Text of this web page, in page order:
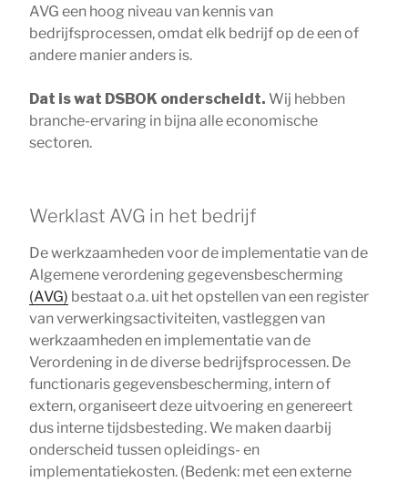
AVG een hoog niveau van kennis van
bedrijfsprocessen, omdat elk bedrijf op de een of
andere manier anders is.
Dat is wat DSBOK onderscheidt. Wij hebben
branche-ervaring in bijna alle economische
sectoren.
Werklast AVG in het bedrijf
De werkzaamheden voor de implementatie van de
Algemene verordening gegevensbescherming
(AVG) bestaat o.a. uit het opstellen van een register
van verwerkingsactiviteiten, vastleggen van
werkzaamheden en implementatie van de
Verordening in de diverse bedrijfsprocessen. De
functionaris gegevensbescherming, intern of
extern, organiseert deze uitvoering en genereert
dus interne tijdsbesteding. We maken daarbij
onderscheid tussen opleidings- en
implementatiekosten. (Bedenk: met een externe